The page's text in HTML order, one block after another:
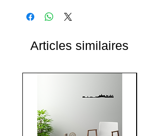
Articles similaires